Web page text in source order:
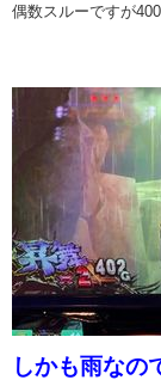
偶数スルーですが
しかも雨なの